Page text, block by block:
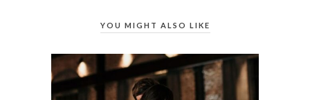
YOU MIGHT ALSO LIKE